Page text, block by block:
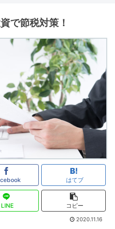
で節税対策！
はてブ
LINE コピー
2020.11.16